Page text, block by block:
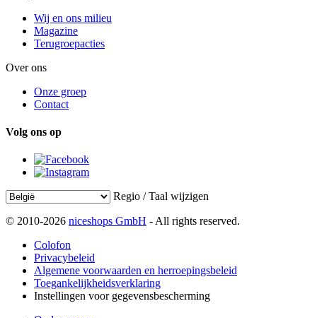
Wij en ons milieu
Magazine
Terugroepacties
Over ons
Onze groep
Contact
Volg ons op
Regio / Taal wijzigen
© 2010-2026 niceshops GmbH - All rights reserved.
Colofon
Privacybeleid
Algemene voorwaarden en herroepingsbeleid
Toegankelijkheidsverklaring
Instellingen voor gegevensbescherming